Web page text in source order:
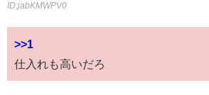
ID:jabKMWPV0
>>1
仕入れも高いだろ